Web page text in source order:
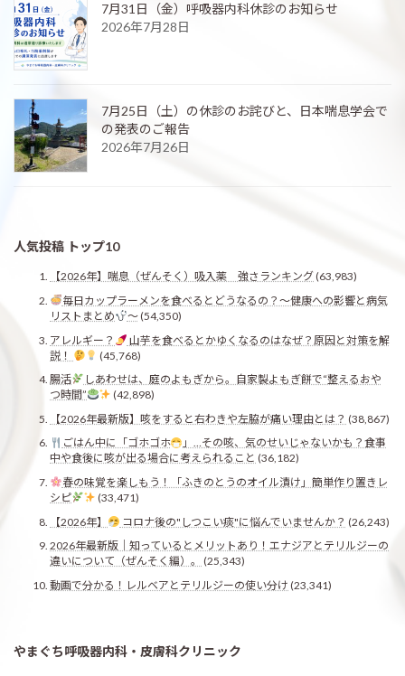
7月31日（金）呼吸器内科休診のお知らせ
2026年7月28日
7月25日（土）の休診のお詫びと、日本喘息学会で
の発表のご報告
2026年7月26日
人気投稿 トップ10
【2026年】喘息（ぜんそく）吸入薬 強さランキング(63,983)
毎日カップラーメンを食べるとどうなるの？〜健康への影響と病気
リストまとめ
〜(54,350)
アレルギー？
山芋を食べるとかゆくなるのはなぜ？原因と対策を解
説！
(45,768)
腸活
しあわせは、庭のよもぎから。自家製よもぎ餅で“整えるおや
つ時間”
(42,898)
【2026年最新版】咳をすると右わきや左脇が痛い理由とは？ (38,867)
ごはん中に「ゴホゴホ
」…その咳、気のせいじゃないかも？食事
中や食後に咳が出る場合に考えられること (36,182)
春の味覚を楽しもう！「ふきのとうのオイル漬け」簡単作り置きレ
シピ
(33,471)
【2026年】
コロナ後の"しつこい痰"に悩んでいませんか？ (26,243)
2026年最新版｜知っているとメリットあり！エナジアとテリルジーの
違いについて（ぜんそく編）。
(25,343)
動画で分かる！レルベアとテリルジーの使い分け (23,341)
やまぐち呼吸器内科・皮膚科クリニック